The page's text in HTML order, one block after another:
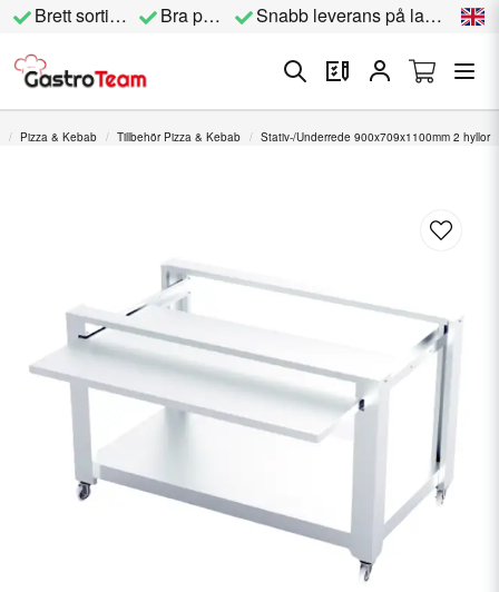
Brett sortiment Bra priser Snabb leverans på lagervara
Pizza & Kebab Tillbehör Pizza & Kebab Stativ-/Underrede 900x709x1100mm 2 hyllor